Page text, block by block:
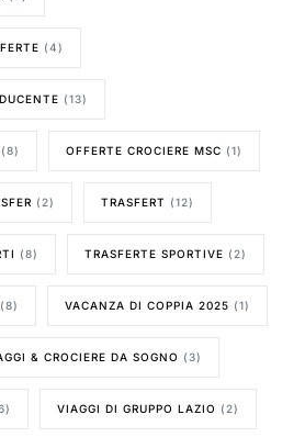
(4)
(13)
(8) OFFERTE CROCIERE MSC (1)
(2) TRASFERT (12)
(8) TRASFERTE SPORTIVE (2)
(8) VACANZA DI COPPIA 2025 (1)
& CROCIERE DA SOGNO (3)
VIAGGI DI GRUPPO LAZIO (2)